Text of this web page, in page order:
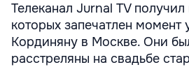
Телеканал Jurnal TV
которых запечатлен момент
Кординяну в Москве. Они
расстреляны на свадьбе